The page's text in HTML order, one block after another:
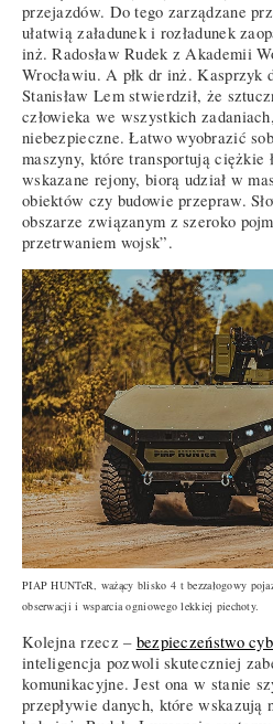
przejazdów. Do tego zarządzane
ułatwią załadunek i rozładunek
inż. Radosław Rudek z Akademii
Wrocławiu. A płk dr inż. Kasprzyk
Stanisław Lem stwierdził, że
człowieka we wszystkich
niebezpieczne. Łatwo wyobrazić
maszyny, które transportują ciężkie
wskazane rejony, biorą udział w
obiektów czy budowie przepraw.
obszarze związanym z szeroko
przetrwaniem wojsk”.
PIAP HUNTeR, ważący blisko 4 t bezzałogowy
obserwacji i wsparcia ogniowego lekkiej piechoty.
Kolejna rzecz – bezpieczeństwo
inteligencja pozwoli skuteczniej
komunikacyjne. Jest ona w stanie
przepływie danych, które wskazują